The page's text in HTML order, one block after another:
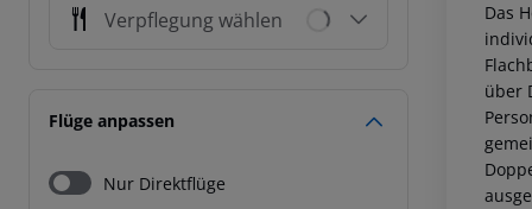
Verpflegung wählen
Flüge anpassen
Nur Direktflüge
Das
über